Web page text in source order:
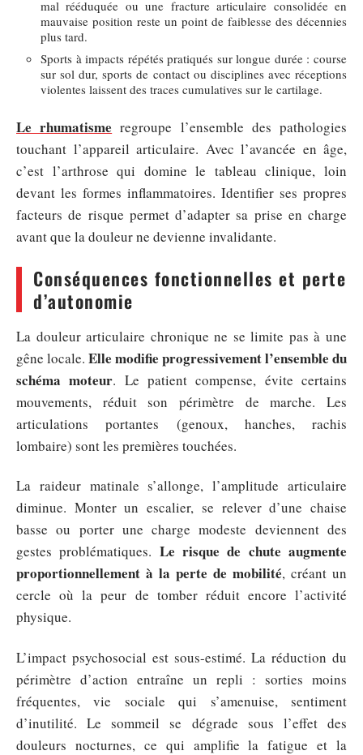
mal rééduquée ou une fracture articulaire consolidée en
mauvaise position reste un point de faiblesse des décennies
plus tard.
Sports à impacts répétés pratiqués sur longue durée : course
sur sol dur, sports de contact ou disciplines avec réceptions
violentes laissent des traces cumulatives sur le cartilage.
Le rhumatisme regroupe l’ensemble des pathologies
touchant l’appareil articulaire. Avec l’avancée en âge,
c’est l’arthrose qui domine le tableau clinique, loin
devant les formes inflammatoires. Identifier ses propres
facteurs de risque permet d’adapter sa prise en charge
avant que la douleur ne devienne invalidante.
Conséquences fonctionnelles et perte
d’autonomie
La douleur articulaire chronique ne se limite pas à une
gêne locale. Elle modifie progressivement l’ensemble du
schéma moteur. Le patient compense, évite certains
mouvements, réduit son périmètre de marche. Les
articulations portantes (genoux, hanches, rachis
lombaire) sont les premières touchées.
La raideur matinale s’allonge, l’amplitude articulaire
diminue. Monter un escalier, se relever d’une chaise
basse ou porter une charge modeste deviennent des
gestes problématiques. Le risque de chute augmente
proportionnellement à la perte de mobilité, créant un
cercle où la peur de tomber réduit encore l’activité
physique.
L’impact psychosocial est sous-estimé. La réduction du
périmètre d’action entraîne un repli : sorties moins
fréquentes, vie sociale qui s’amenuise, sentiment
d’inutilité. Le sommeil se dégrade sous l’effet des
douleurs nocturnes, ce qui amplifie la fatigue et la